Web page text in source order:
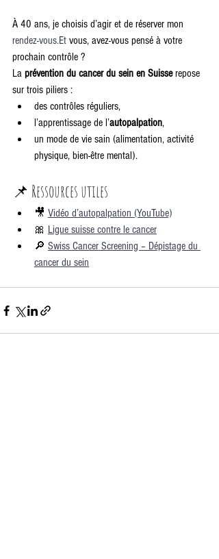
À 40 ans, je choisis d’agir et de réserver mon
rendez-vous.Et vous, avez-vous pensé à votre
prochain contrôle ?
La prévention du cancer du sein en Suisse repose
sur trois piliers :
des contrôles réguliers,
l’apprentissage de l’autopalpation,
un mode de vie sain (alimentation, activité
physique, bien-être mental).
📌 Ressources utiles
🎥 Vidéo d’autopalpation (YouTube)
🎀 Ligue suisse contre le cancer
🔎 Swiss Cancer Screening – Dépistage du
cancer du sein